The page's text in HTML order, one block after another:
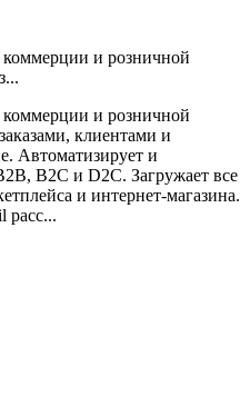
коммерции и розничной
коммерции и розничной
клиентами и
Автоматизирует и
B2C и D2C. Загружает все
и интернет-магазина.
расс...